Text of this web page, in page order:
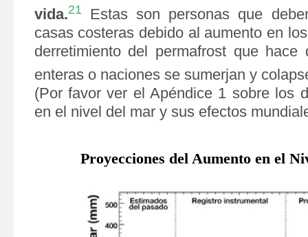
vida.21Estas son personas que
casas costeras debido al aumento en
derretimiento del permafrost que hace
enteras o naciones se sumerjan y
(Por favor ver el Apéndice 1 sobre los
en el nivel del mar y sus efectos
Proyecciones del Aumento en el